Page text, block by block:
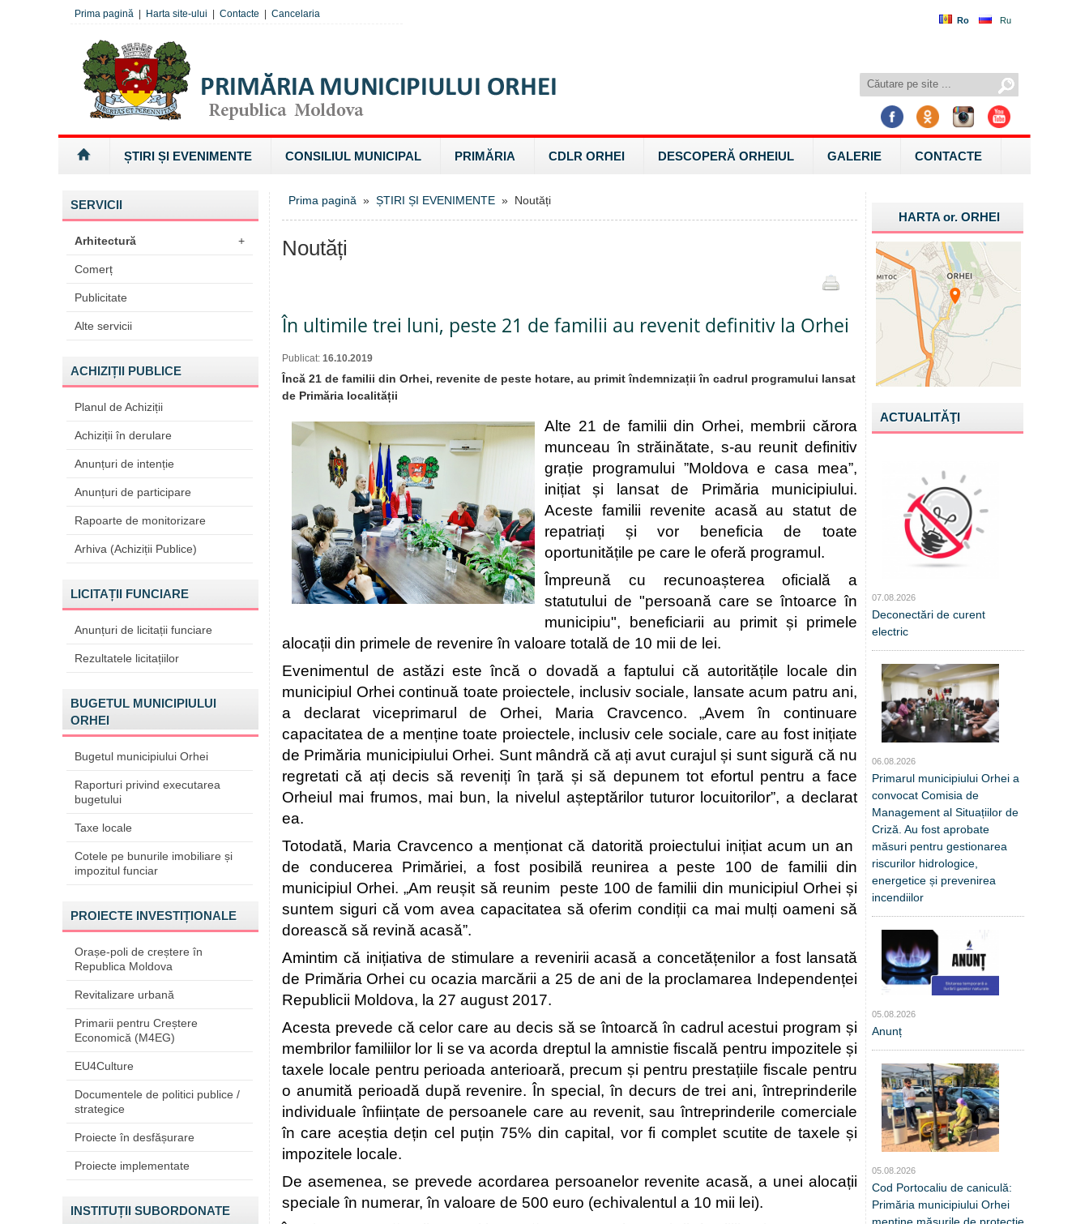
Ro Ru
Prima pagină Harta site-ului Contacte Cancelaria
ȘTIRI ȘI EVENIMENTE CONSILIUL MUNICIPAL PRIMĂRIA CDLR ORHEI DESCOPERĂ ORHEIUL GALERIE CONTACTE
SERVICII
Arhitectură +
Comerț
Publicitate
Alte servicii
ACHIZIȚII PUBLICE
Planul de Achiziții
Achiziții în derulare
Anunțuri de intenție
Anunțuri de participare
Rapoarte de monitorizare
Arhiva (Achiziții Publice)
LICITAȚII FUNCIARE
Anunțuri de licitații funciare
Rezultatele licitațiilor
BUGETUL MUNICIPIULUI
ORHEI
Bugetul municipiului Orhei
Raporturi privind executarea
bugetului
Taxe locale
Cotele pe bunurile imobiliare și
impozitul funciar
PROIECTE INVESTIȚIONALE
Orașe-poli de creștere în
Republica Moldova
Revitalizare urbană
Primarii pentru Creștere
Economică (M4EG)
EU4Culture
Documentele de politici publice /
strategice
Proiecte în desfășurare
Proiecte implementate
INSTITUȚII SUBORDONATE
Prima pagină » ȘTIRI ȘI EVENIMENTE » Noutăți
Noutăți
În ultimile trei luni, peste 21 de familii au revenit definitiv la Orhei
Publicat: 16.10.2019
Încă 21 de familii din Orhei, revenite de peste hotare, au primit îndemnizații în cadrul programului lansat
de Primăria localității
Alte 21 de familii din Orhei, membrii cărora
munceau în străinătate, s-au reunit definitiv
grație programului ”Moldova e casa mea”,
inițiat și lansat de Primăria municipiului.
Aceste familii revenite acasă au statut de
repatriați și vor beneficia de toate
oportunitățile pe care le oferă programul.
Împreună cu recunoașterea oficială a
statutului de "persoană care se întoarce în
municipiu", beneficiarii au primit și primele
alocații din primele de revenire în valoare totală de 10 mii de lei.
Evenimentul de astăzi este încă o dovadă a faptului că autoritățile locale din
municipiul Orhei continuă toate proiectele, inclusiv sociale, lansate acum patru ani,
a declarat viceprimarul de Orhei, Maria Cravcenco. „Avem în continuare
capacitatea de a menține toate proiectele, inclusiv cele sociale, care au fost inițiate
de Primăria municipiului Orhei. Sunt mândră că ați avut curajul și sunt sigură că nu
regretati că ați decis să reveniți în țară și să depunem tot efortul pentru a face
Orheiul mai frumos, mai bun, la nivelul așteptărilor tuturor locuitorilor”, a declarat
ea.
Totodată, Maria Cravcenco a menționat că datorită proiectului inițiat acum un an
de conducerea Primăriei, a fost posibilă reunirea a peste 100 de familii din
municipiul Orhei. „Am reușit să reunim  peste 100 de familii din municipiul Orhei și
suntem siguri că vom avea capacitatea să oferim condiții ca mai mulți oameni să
dorească să revină acasă”.
Amintim că inițiativa de stimulare a revenirii acasă a concetățenilor a fost lansată
de Primăria Orhei cu ocazia marcării a 25 de ani de la proclamarea Independenței
Republicii Moldova, la 27 august 2017.
Acesta prevede că celor care au decis să se întoarcă în cadrul acestui program și
membrilor familiilor lor li se va acorda dreptul la amnistie fiscală pentru impozitele și
taxele locale pentru perioada anterioară, precum și pentru prestațiile fiscale pentru
o anumită perioadă după revenire. În special, în decurs de trei ani, întreprinderile
individuale înființate de persoanele care au revenit, sau întreprinderile comerciale
în care aceștia dețin cel puțin 75% din capital, vor fi complet scutite de taxele și
impozitele locale.
De asemenea, se prevede acordarea persoanelor revenite acasă, a unei alocații
speciale în numerar, în valoare de 500 euro (echivalentul a 10 mii lei).
HARTA or.ORHEI
ACTUALITĂŢI
07.08.2026
Deconectări de curent
electric
06.08.2026
Primarul municipiului Orhei a
convocat Comisia de
Management al Situațiilor de
Criză. Au fost aprobate
măsuri pentru gestionarea
riscurilor hidrologice,
energetice și prevenirea
incendiilor
05.08.2026
Anunț
05.08.2026
Cod Portocaliu de caniculă:
Primăria municipiului Orhei
menține măsurile de protecție